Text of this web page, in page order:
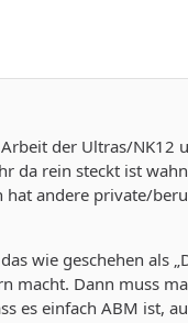
der Ultras/
da rein steckt ist
hat andere private/
wie geschehen als
macht. Dann muss
es einfach ABM ist,